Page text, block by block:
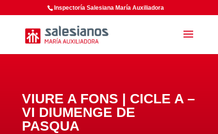
Inspectoría Salesiana María Auxiliadora
VIURE A FONS | CICLE A –
VI DIUMENGE DE
PASQUA